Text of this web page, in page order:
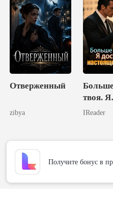
Отверженный
zibya
твоя. Я
IReader
Получите бонус в